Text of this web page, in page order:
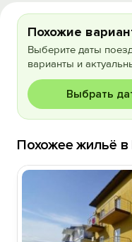
Похожие
Выберите даты
варианты и
Выбрать
Похожее жильё в